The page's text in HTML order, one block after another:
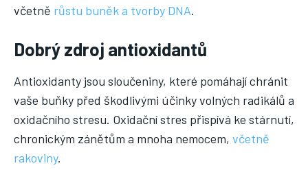
včetně růstu buněk a tvorby DNA.
Dobrý zdroj antioxidantů
Antioxidanty jsou sloučeniny, které pomáhají chránit
vaše buňky před škodlivými účinky volných radikálů a
oxidačního stresu. Oxidační stres přispívá ke stárnutí,
chronickým zánětům a mnoha nemocem, včetně
rakoviny.